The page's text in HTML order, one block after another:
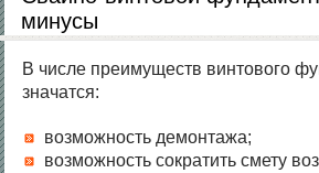
минусы
В числе преимуществ винтового
значатся:
возможность демонтажа;
возможность сократить смету